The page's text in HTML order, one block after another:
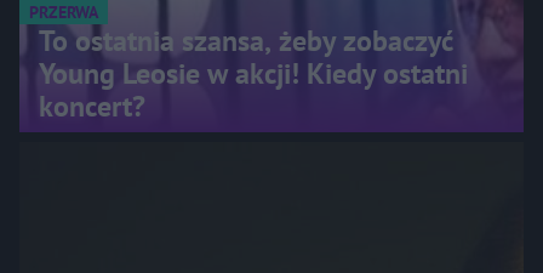
PRZERWA
To ostatnia szansa, żeby zobaczyć
Young Leosie w akcji! Kiedy ostatni
koncert?